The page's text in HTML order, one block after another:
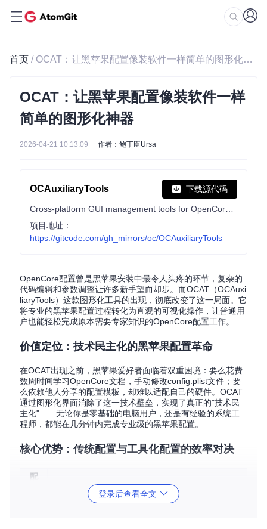
首页 / OCAT：让黑苹果配置像装软件一样简单的图形化神器
OCAT：让黑苹果配置像装软件一样
简单的图形化神器
2026-04-21 10:13:09 作者：鲍丁臣Ursa
OCAuxiliaryTools 下载源代码
项目地址：
https://gitcode.com/gh_mirrors/oc/OCAuxiliaryTools
OpenCore配置曾是黑苹果安装中最令人头疼的环节，复杂的
代码编辑和参数调整让许多新手望而却步。而OCAT（OCAuxi
liaryTools）这款图形化工具的出现，彻底改变了这一局面。它
将专业的黑苹果配置过程转化为直观的可视化操作，让普通用
户也能轻松完成原本需要专家知识的OpenCore配置工作。
价值定位：技术民主化的黑苹果配置革命
在OCAT出现之前，黑苹果爱好者面临着双重困境：要么花费
数周时间学习OpenCore文档，手动修改config.plist文件；要
么依赖他人分享的配置模板，却难以适配自己的硬件。OCAT
通过图形化界面消除了这一技术壁垒，实现了真正的"技术民
主化"——无论你是零基础的电脑用户，还是有经验的系统工
程师，都能在几分钟内完成专业级的黑苹果配置。
核心优势：传统配置与工具化配置的效率对决
配
传统手动方式
OCAT工具化方
式
登录后查看全文